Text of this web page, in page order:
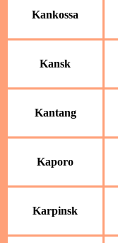
Kankossa
Kansk
Kantang
Kaporo
Karpinsk